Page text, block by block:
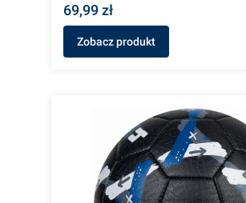
69,99 zł
Zobacz produkt